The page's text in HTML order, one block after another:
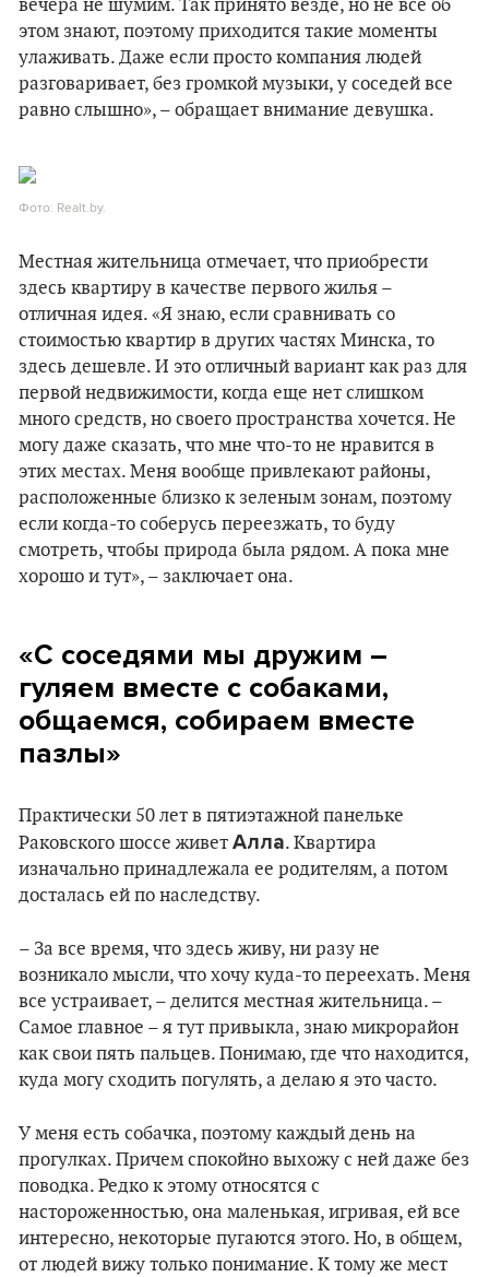
вечера не шумим. Так принято везде, но не все об
этом знают, поэтому приходится такие моменты
улаживать. Даже если просто компания людей
разговаривает, без громкой музыки, у соседей все
равно слышно», – обращает внимание девушка.
Фото: Realt.by.
Местная жительница отмечает, что приобрести
здесь квартиру в качестве первого жилья –
отличная идея. «Я знаю, если сравнивать со
стоимостью квартир в других частях Минска, то
здесь дешевле. И это отличный вариант как раз для
первой недвижимости, когда еще нет слишком
много средств, но своего пространства хочется. Не
могу даже сказать, что мне что-то не нравится в
этих местах. Меня вообще привлекают районы,
расположенные близко к зеленым зонам, поэтому
если когда-то соберусь переезжать, то буду
смотреть, чтобы природа была рядом. А пока мне
хорошо и тут», – заключает она.
«С соседями мы дружим –
гуляем вместе с собаками,
общаемся, собираем вместе
пазлы»
Практически 50 лет в пятиэтажной панельке
Раковского шоссе живет Алла. Квартира
изначально принадлежала ее родителям, а потом
досталась ей по наследству.
– За все время, что здесь живу, ни разу не
возникало мысли, что хочу куда-то переехать. Меня
все устраивает, – делится местная жительница. –
Самое главное – я тут привыкла, знаю микрорайон
как свои пять пальцев. Понимаю, где что находится,
куда могу сходить погулять, а делаю я это часто.
У меня есть собачка, поэтому каждый день на
прогулках. Причем спокойно выхожу с ней даже без
поводка. Редко к этому относятся с
настороженностью, она маленькая, игривая, ей все
интересно, некоторые пугаются этого. Но, в общем,
от людей вижу только понимание. К тому же мест